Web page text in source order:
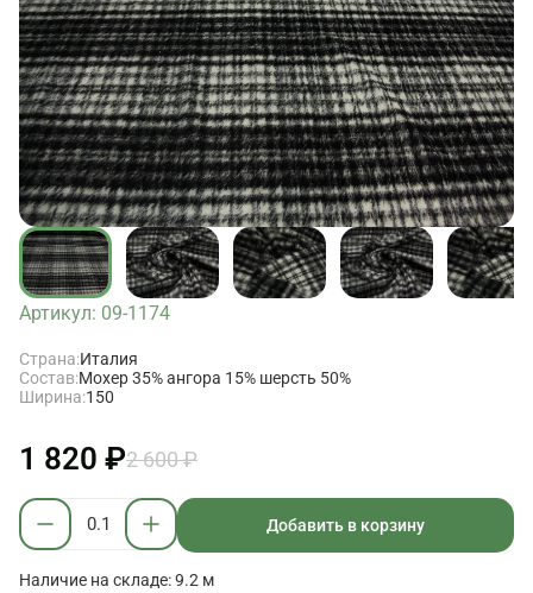
Артикул: 09-1174
Страна:Италия
Состав:Мохер 35% ангора 15% шерсть 50%
Ширина:150
1 820 ₽2 600 ₽
Добавить в корзину
Наличие на складе: 9.2 м